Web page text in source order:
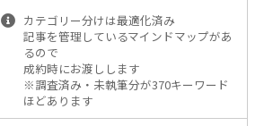
カテゴリー分けは最適化済み
記事を管理しているマインドマップがあ
るので
成約時にお渡しします
※調査済み・未執筆分が370キーワード
ほどあります